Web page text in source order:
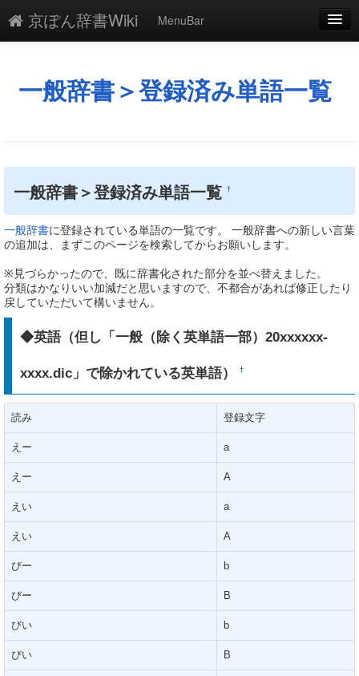
京ぽん辞書Wiki
MenuBar
添付
最終更新
一覧
単語検索
一般辞書＞登録済み単語一覧
一般辞書＞登録済み単語一覧†
一般辞書に登録されている単語の一覧です。 一般辞書への新しい言葉
の追加は、まずこのページを検索してからお願いします。
※見づらかったので、既に辞書化された部分を並べ替えました。
分類はかなりいい加減だと思いますので、不都合があれば修正したり
戻していただいて構いません。
◆英語（但し「一般（除く英単語一部）20xxxxxx-
xxxx.dic」で除かれている英単語）†
読み 登録文字
えー a
えー A
えい a
えい A
びー b
びー B
びい b
びい B